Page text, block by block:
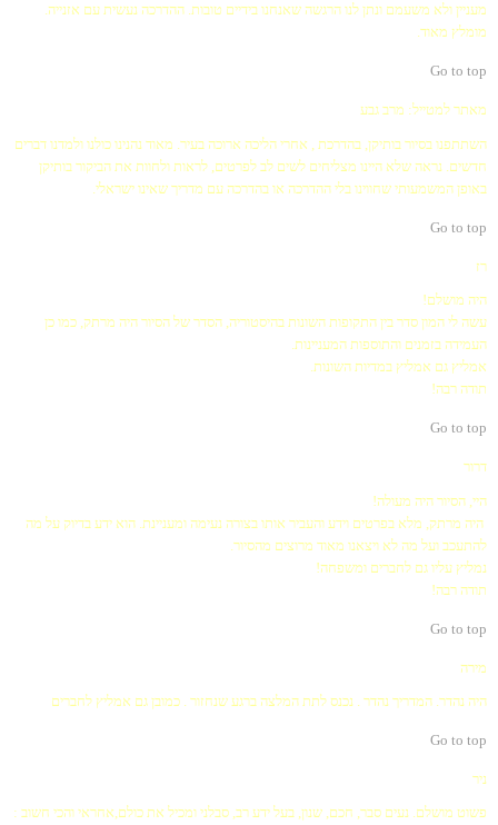
מעניין ולא משעמם ונתן לנו הרגשה שאנחנו בידיים טובות. ההדרכה נעשית עם אזנייה.
מומלץ מאוד.
Go to top
מאתר למטייל: מרב גבע
השתתפנו בסיור בותיקן, בהדרכת , אחרי הליכה ארוכה בעיר. מאוד נהנינו כולנו ולמדנו דברים
חדשים. נראה שלא היינו מצליחים לשים לב לפרטים, לראות ולחוות את הביקור בותיקן
באופן המשמעותי שחווינו בלי ההדרכה או בהדרכה עם מדריך שאינו ישראלי.
Go to top
רז
היה מושלם!
עשה לי המון סדר בין התקופות השונות בהיסטוריה, הסדר של הסיור היה מרתק, כמו כן
העמידה בזמנים והתוספות המעניינות.
אמליץ גם אמליץ במדיות השונות.
תודה רבה!
Go to top
דרור
היי, הסיור היה מעולה!
היה מרתק, מלא בפרטים וידע והעביר אותו בצורה נעימה ומעניינת. הוא ידע בדיוק על מה
להתעכב ועל מה לא ויצאנו מאוד מרוצים מהסיור.
נמליץ עליו גם לחברים ומשפחה!
תודה רבה!
Go to top
מירה
היה נהדר. המדריך נהדר . נכנס לתת המלצה ברגע שנחזור . כמובן גם אמליץ לחברים
Go to top
ניר
פשוט מושלם. נעים סבר, חכם, שנון, בעל ידע רב, סבלני ומכיל את כולם,אחראי והכי חשוב :